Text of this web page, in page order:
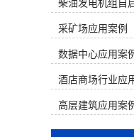
寻找故障部位。
的组成和原理1、
机组为例，配置
喷柴油机。
油喷射系统由三
成，分别为输入(
ECM(对输入信
(按照ECM输出
采矿场应用案例
数据中心应用案
酒店商场行业应
高层建筑应用案